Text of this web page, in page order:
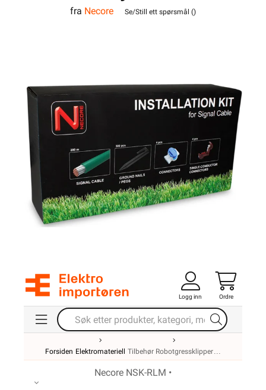
robotgressklippere
fra Necore Se/Still ett spørsmål ()
Logg inn Ordre
Forsiden Elektromateriell Tilbehør Robotgressklipper
Necore NSK-RLM •